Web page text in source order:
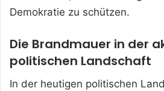
Demokratie zu schützen.
Die Brandmauer in der
politischen Landschaft
In der heutigen politischen